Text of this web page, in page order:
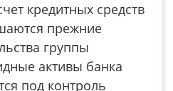
кредитных средств
прежние
группы
активы банка
под контроль